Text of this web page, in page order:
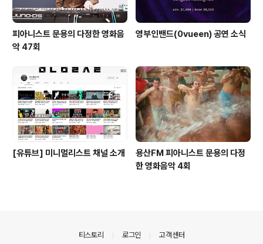
피아니스트 문용의 다정한 영화음
악 47회
영부인밴드(0vueen) 공연 소식
[유튜브] 미니멀리스트 채널 소개
용산FM 피아니스트 문용의 다정
한 영화음악 4회
티스토리 로그인 고객센터